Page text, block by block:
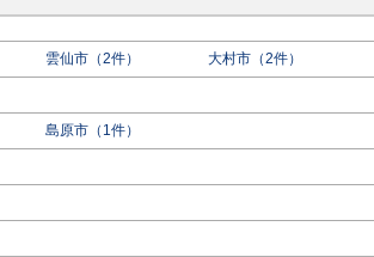
雲仙市（2件） 大村市（2件）
島原市（1件）